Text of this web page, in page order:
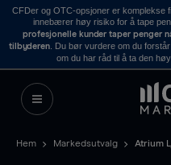
CFDer og OTC-opsjoner er komplekse
innebærer høy risiko for å tape
profesjonelle kunder taper penger
tilbyderen . Du bør vurdere om du
om du har råd til å ta den
Hem Markedsutvalg Atrium